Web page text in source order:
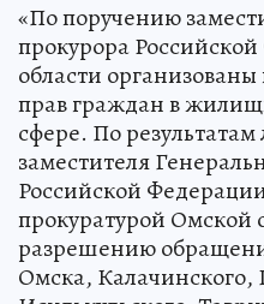
«По поручению
прокурора
области
прав граждан в
сфере. По
заместителя
Российской
прокуратурой Омской
разрешению
Омска, Калачинского,